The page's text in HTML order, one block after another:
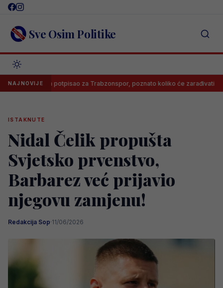
Skip
content Sve Osim Politike
NAJNOVIJE
Salah potpisao za Trabzonspor, poznato koliko će zarađivati
ISTAKNUTE
Nidal Čelik propušta
Svjetsko prvenstvo,
Barbarez već prijavio
njegovu zamjenu!
Redakcija Sop·11/06/2026